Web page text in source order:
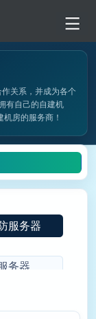
关系，并成为各个
有自己的自建机
房的服务商！
服务器
务器